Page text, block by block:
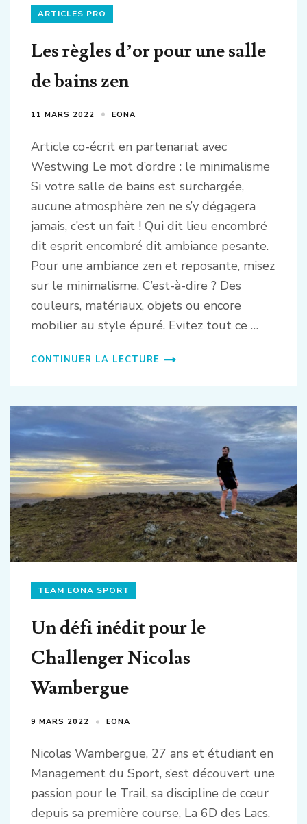
ARTICLES PRO
Les règles d’or pour une salle
de bains zen
11 MARS 2022 EONA
Article co-écrit en partenariat avec
Westwing Le mot d’ordre : le minimalisme
Si votre salle de bains est surchargée,
aucune atmosphère zen ne s’y dégagera
jamais, c’est un fait ! Qui dit lieu encombré
dit esprit encombré dit ambiance pesante.
Pour une ambiance zen et reposante, misez
sur le minimalisme. C’est-à-dire ? Des
couleurs, matériaux, objets ou encore
mobilier au style épuré. Evitez tout ce …
CONTINUER LA LECTURE
TEAM EONA SPORT
Un défi inédit pour le
Challenger Nicolas
Wambergue
9 MARS 2022 EONA
Nicolas Wambergue, 27 ans et étudiant en
Management du Sport, s’est découvert une
passion pour le Trail, sa discipline de cœur
depuis sa première course, La 6D des Lacs.